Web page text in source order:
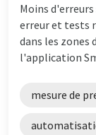
Moins
erreur et tests
dans les zones
l'application
mesure de